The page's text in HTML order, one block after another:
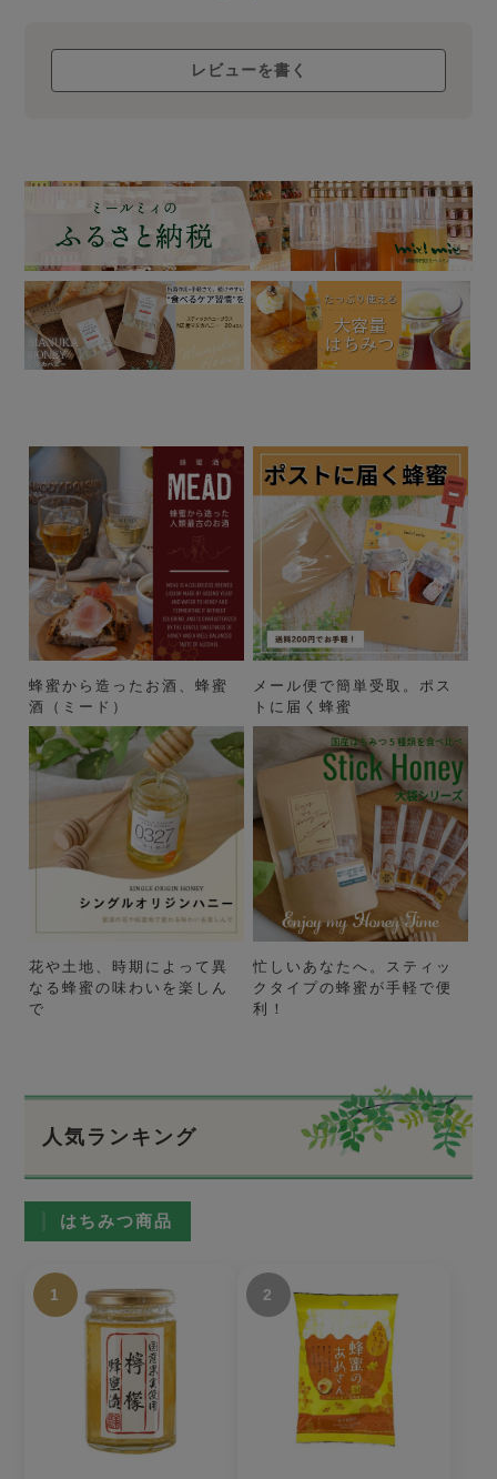
レビューを書く
蜂蜜から造ったお酒、蜂蜜
酒（ミード）
メール便で簡単受取。ポス
トに届く蜂蜜
花や土地、時期によって異
なる蜂蜜の味わいを楽しん
で
忙しいあなたへ。スティッ
クタイプの蜂蜜が手軽で便
利！
人気ランキング
はちみつ商品
1 2